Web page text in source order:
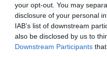
your opt-out. You may
disclosure of your personal
IAB’s list of downstream
also be disclosed by us to
Downstream Participants
07.08.2026 | 11:35